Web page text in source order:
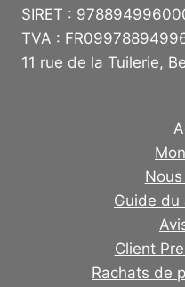
SIRET :
TVA :
11 rue de la Tuilerie,
Guide du
Client
Rachats de